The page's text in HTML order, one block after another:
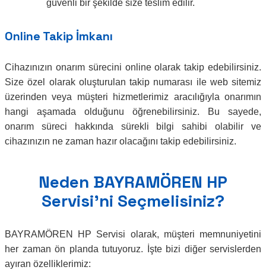
güvenli bir şekilde size teslim edilir.
Online Takip İmkanı
Cihazınızın onarım sürecini online olarak takip edebilirsiniz.
Size özel olarak oluşturulan takip numarası ile web sitemiz
üzerinden veya müşteri hizmetlerimiz aracılığıyla onarımın
hangi aşamada olduğunu öğrenebilirsiniz. Bu sayede,
onarım süreci hakkında sürekli bilgi sahibi olabilir ve
cihazınızın ne zaman hazır olacağını takip edebilirsiniz.
Neden BAYRAMÖREN HP
Servisi’ni Seçmelisiniz?
BAYRAMÖREN HP Servisi olarak, müşteri memnuniyetini
her zaman ön planda tutuyoruz. İşte bizi diğer servislerden
ayıran özelliklerimiz: